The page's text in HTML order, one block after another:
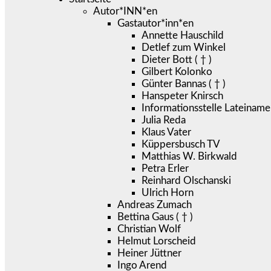
Autor*INN*en
Gastautor*inn*en
Annette Hauschild
Detlef zum Winkel
Dieter Bott ( † )
Gilbert Kolonko
Günter Bannas ( † )
Hanspeter Knirsch
Informationsstelle
Julia Reda
Klaus Vater
Küppersbusch TV
Matthias W. Birkwald
Petra Erler
Reinhard Olschanski
Ulrich Horn
Andreas Zumach
Bettina Gaus ( † )
Christian Wolf
Helmut Lorscheid
Heiner Jüttner
Ingo Arend